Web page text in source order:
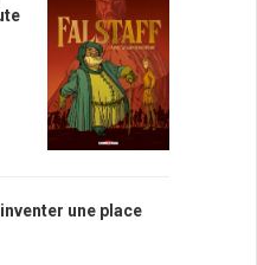
une place